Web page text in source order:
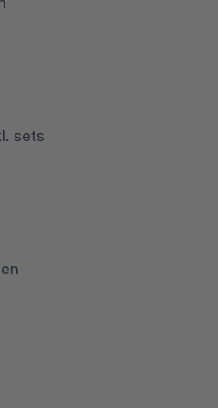
sets